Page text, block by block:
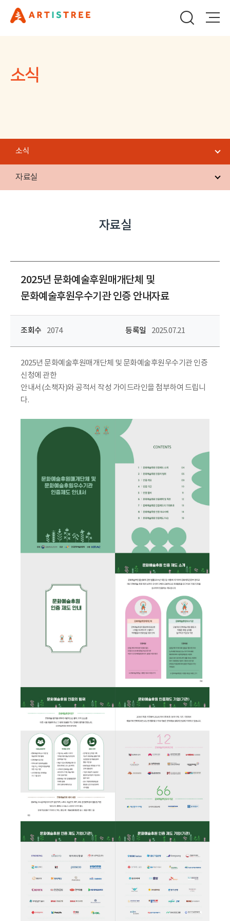
소식
소식
자료실
자료실
2025년 문화예술후원매개단체 및
문화예술후원우수기관 인증 안내자료
조회수 2074 등록일 2025.07.21
2025년 문화예술후원매개단체 및 문화예술후원우수기관 인증
신청에 관한
안내서(소책자)와 공적서 작성 가이드라인을 첨부하여 드립니
다.